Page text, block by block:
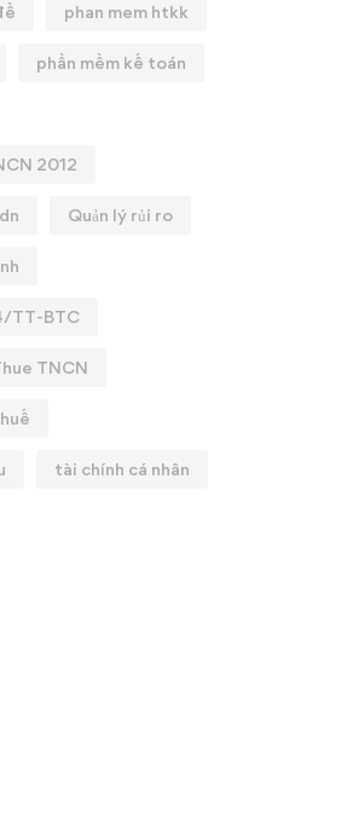
phan mem htkk
phần mềm kế toán
2012
Quản lý rủi ro
TT-BTC
TNCN
tài chính cá nhân